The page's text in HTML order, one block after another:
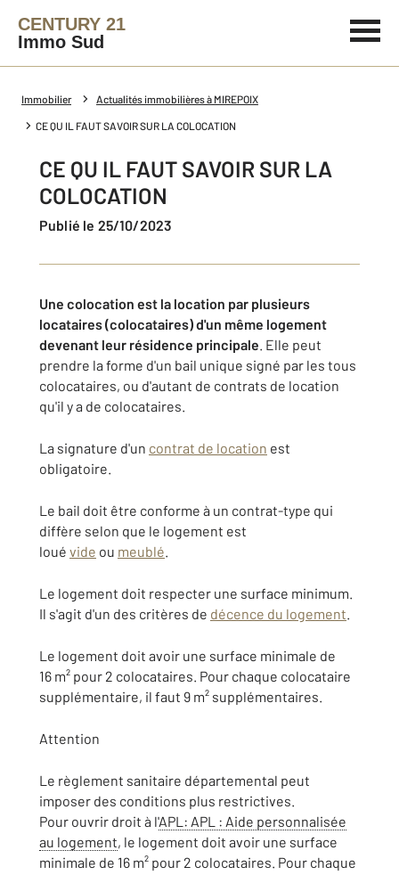
CENTURY 21
Immo Sud
Immobilier Actualités immobilières à MIREPOIX
CE QU IL FAUT SAVOIR SUR LA COLOCATION
CE QU IL FAUT SAVOIR SUR LA
COLOCATION
Publié le 25/10/2023
Une colocation est la location par plusieurs
locataires (colocataires) d'un même logement
devenant leur résidence principale. Elle peut
prendre la forme d'un bail unique signé par les tous
colocataires, ou d'autant de contrats de location
qu'il y a de colocataires.
La signature d'un contrat de location est
obligatoire.
Le bail doit être conforme à un contrat-type qui
diffère selon que le logement est
loué vide ou meublé.
Le logement doit respecter une surface minimum.
Il s'agit d'un des critères de décence du logement.
Le logement doit avoir une surface minimale de
16 m² pour 2 colocataires. Pour chaque colocataire
supplémentaire, il faut 9 m² supplémentaires.
Attention
Le règlement sanitaire départemental peut
imposer des conditions plus restrictives.
Pour ouvrir droit à l'APL : APL : Aide personnalisée
au logement, le logement doit avoir une surface
minimale de 16 m² pour 2 colocataires. Pour chaque